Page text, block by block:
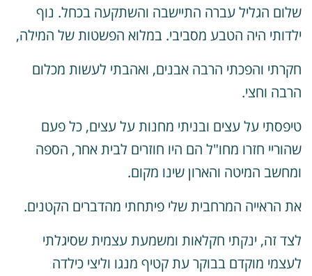
הגליל עברה התיישבה והשתקעה בכחל. נוף
היה הטבע מסביבי.במלוא הפשטות של המילה,
והפכתי הרבה אבנים, ואהבתי לעשות מכלום
וחצי.
על עצים ובניתי מחנות על עצים, כל פעם
חזרו מחו"ל הם היו חוזרים לבית אחר, הספה
המיטה והארון שינו מקום.
הראייה המרחבית שלי פיתחתי מהדברים הקטנים.
זה, ינקתי חקלאות ומשמעת עצמית שסיגלתי
מוקדם בבוקר עת קטיף מנגו וליצי כילדה